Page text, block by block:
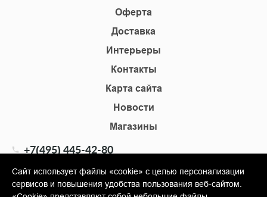
Оферта
Доставка
Интерьеры
Контакты
Карта сайта
Новости
Магазины
+7(495) 445-42-80
info@shopkm.ru
Сайт использует файлы «cookie» с целью персонализации
сервисов и повышения удобства пользования веб-сайтом.